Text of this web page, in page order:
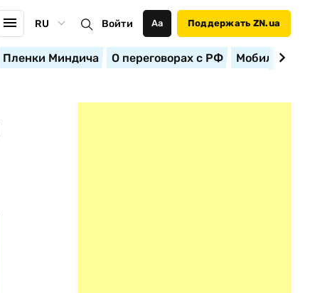
RU Войти Аа Поддержать ZN.ua
Пленки Миндича О переговорах с РФ